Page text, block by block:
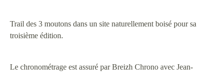
Trail des 3 moutons dans un site naturellement boisé pour sa
troisième édition.
Le chronométrage est assuré par Breizh Chrono avec Jean-